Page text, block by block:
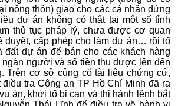
nông thôn) giao cho các cá nhân đứng
dự án không có thật tại một số tỉnh
thủ tục pháp lý, chưa được cơ quan
duyệt, cấp phép cho làm dự án… rồi tổ
đất dự án để bán cho các khách hàng
người và số tiền thu được lên đến
Trên cơ sở củng cố tài liệu chứng cứ,
tra Công an TP Hồ Chí Minh đã ra
án, khởi tố bị can và thi hành lệnh bắt